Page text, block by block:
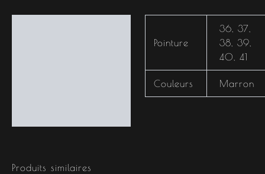
Pointure
36 ,37
38 ,39
40
,41
Couleurs Marron
Produits similaires